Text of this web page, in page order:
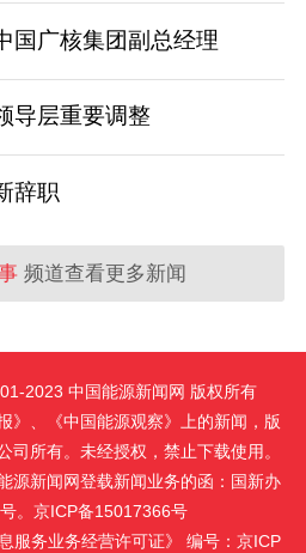
国广核集团副总经理
导层重要调整
辞职
频道查看更多新闻
2023 中国能源新闻网 版权所有
》、《中国能源观察》上的新闻，版
司所有。未经授权，禁止下载使用。
源新闻网登载新闻业务的函：国新办
。京ICP备15017366号
服务业务经营许可证》 编号：京ICP